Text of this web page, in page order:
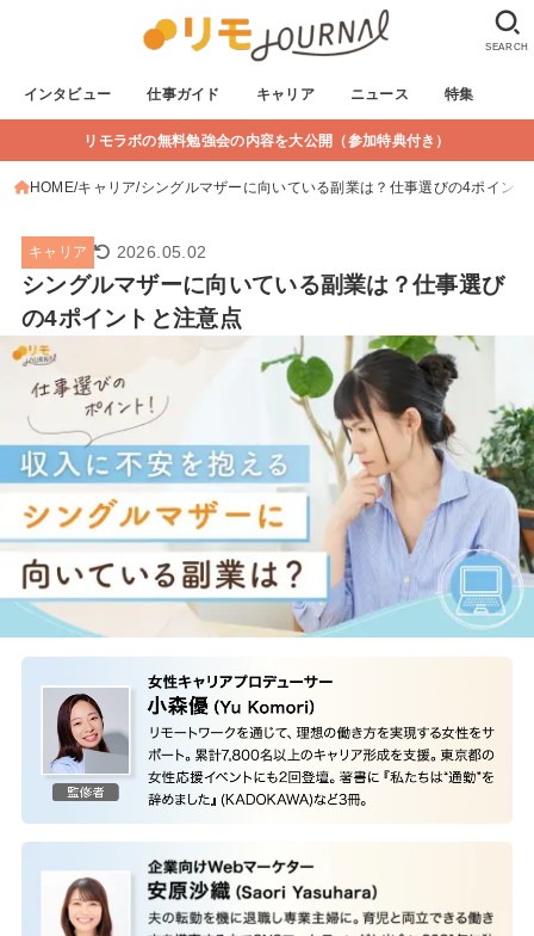
インタビュー 仕事ガイド キャリア ニュース 特集
SEARCH
リモラボの無料勉強会の内容を大公開（参加特典付き）
HOME キャリア シングルマザーに向いている副業は？仕事選びの4ポイント
キャリア 2026.05.02
シングルマザーに向いている副業は？仕事選び
の4ポイントと注意点